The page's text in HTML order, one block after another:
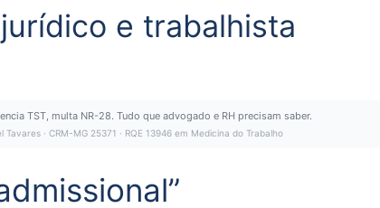
e trabalhista
TST, multa NR-28. Tudo que advogado e RH precisam saber.
· CRM-MG 25371 · RQE 13946 em Medicina do Trabalho